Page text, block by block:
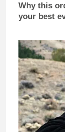
Why this
your best